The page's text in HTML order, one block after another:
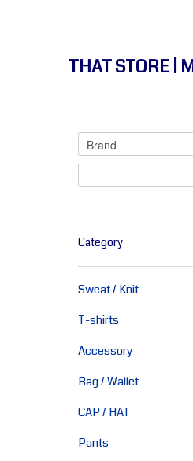
THAT STORE |
Category
Sweat / Knit
T-shirts
Accessory
Bag / Wallet
CAP / HAT
Pants